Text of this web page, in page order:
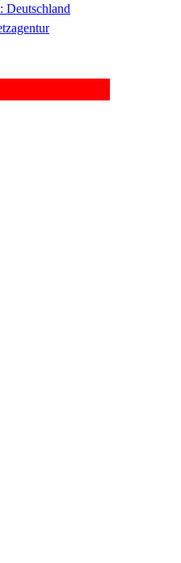
Deutschland